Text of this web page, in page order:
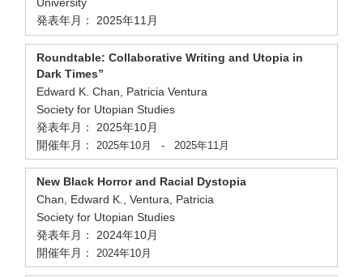
発表年月： 2025年11月
Roundtable: Collaborative Writing and Utopia in
Dark Times”
Edward K. Chan, Patricia Ventura
Society for Utopian Studies
発表年月： 2025年10月
開催年月： 2025年10月 - 2025年11月
New Black Horror and Racial Dystopia
Chan, Edward K., Ventura, Patricia
Society for Utopian Studies
発表年月： 2024年10月
開催年月： 2024年10月